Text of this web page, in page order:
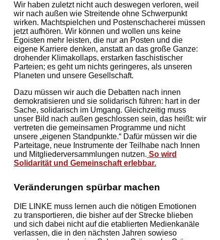
Wir haben zuletzt nicht auch deswegen verloren, weil
wir nach außen wie Streitende ohne Schwerpunkt
wirken. Machtspielchen und Postenschacherei müssen
jetzt aufhören. Wir können und wollen uns keine
Egoisten mehr leisten, die nur an Posten und die
eigene Karriere denken, anstatt an das große Ganze:
drohender Klimakollaps, erstarken faschistischer
Parteien; es geht um nichts geringeres, als unseren
Planeten und unsere Gesellschaft.
Dazu müssen wir auch die Debatten nach innen
demokratisieren und sie solidarisch führen: hart in der
Sache, solidarisch im Umgang. Gleichzeitig muss
unser Bild nach außen geschlossen sein, das heißt: wir
vertreten die gemeinsamen Programme und nicht
unsere „eigenen Standpunkte.“ Dafür müssen wir die
Parteitage, neue Instrumente der Teilhabe nach Innen
und Mitgliederversammlungen nutzen. So wird
Solidarität und Gemeinschaft erlebbar.
Veränderungen spürbar machen
DIE LINKE muss lernen auch die nötigen Emotionen
zu transportieren, die bisher auf der Strecke blieben
und sich dabei nicht auf die etablierten Medienkanäle
verlassen, die in den nächsten Jahren sowieso